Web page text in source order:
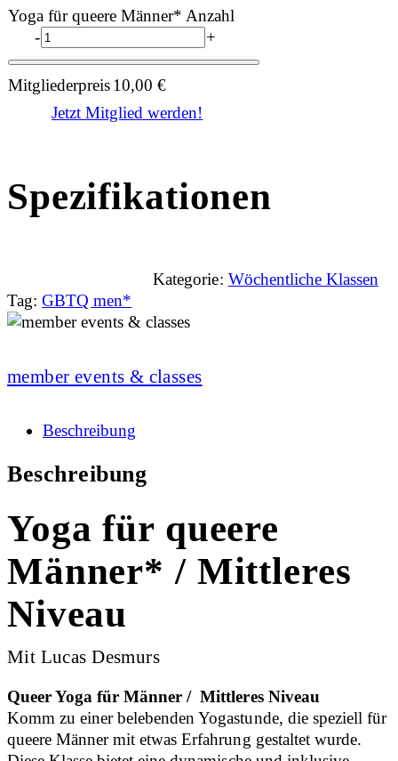
Yoga für queere Männer* Anzahl
-
+
Mitgliederpreis10,00€
Jetzt Mitglied werden!
Spezifikationen
Kategorie: Wöchentliche Klassen
Tag: GBTQ men*
member events & classes
Beschreibung
Beschreibung
Yoga für queere
Männer* / Mittleres
Niveau
Mit Lucas Desmurs
Queer Yoga für Männer / Mittleres Niveau
Komm zu einer belebenden Yogastunde, die speziell für
queere Männer mit etwas Erfahrung gestaltet wurde.